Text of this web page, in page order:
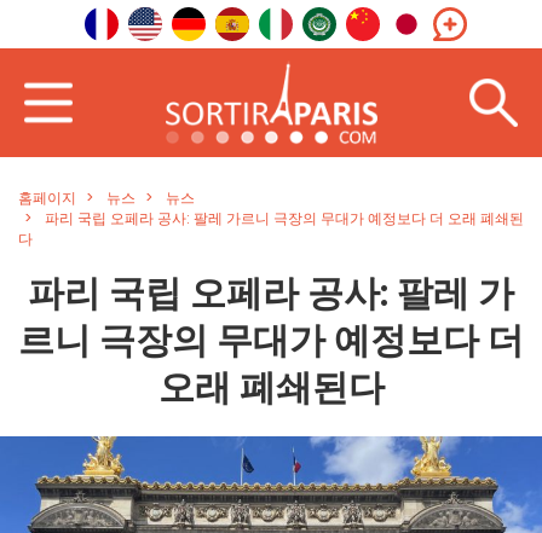
홈페이지 뉴스
뉴스
파리 국립 오페라 공사: 팔레 가르니 극장의 무대가 예정보다 더 오래 폐쇄된
다
파리 국립 오페라 공사: 팔레 가
르니 극장의 무대가 예정보다 더
오래 폐쇄된다